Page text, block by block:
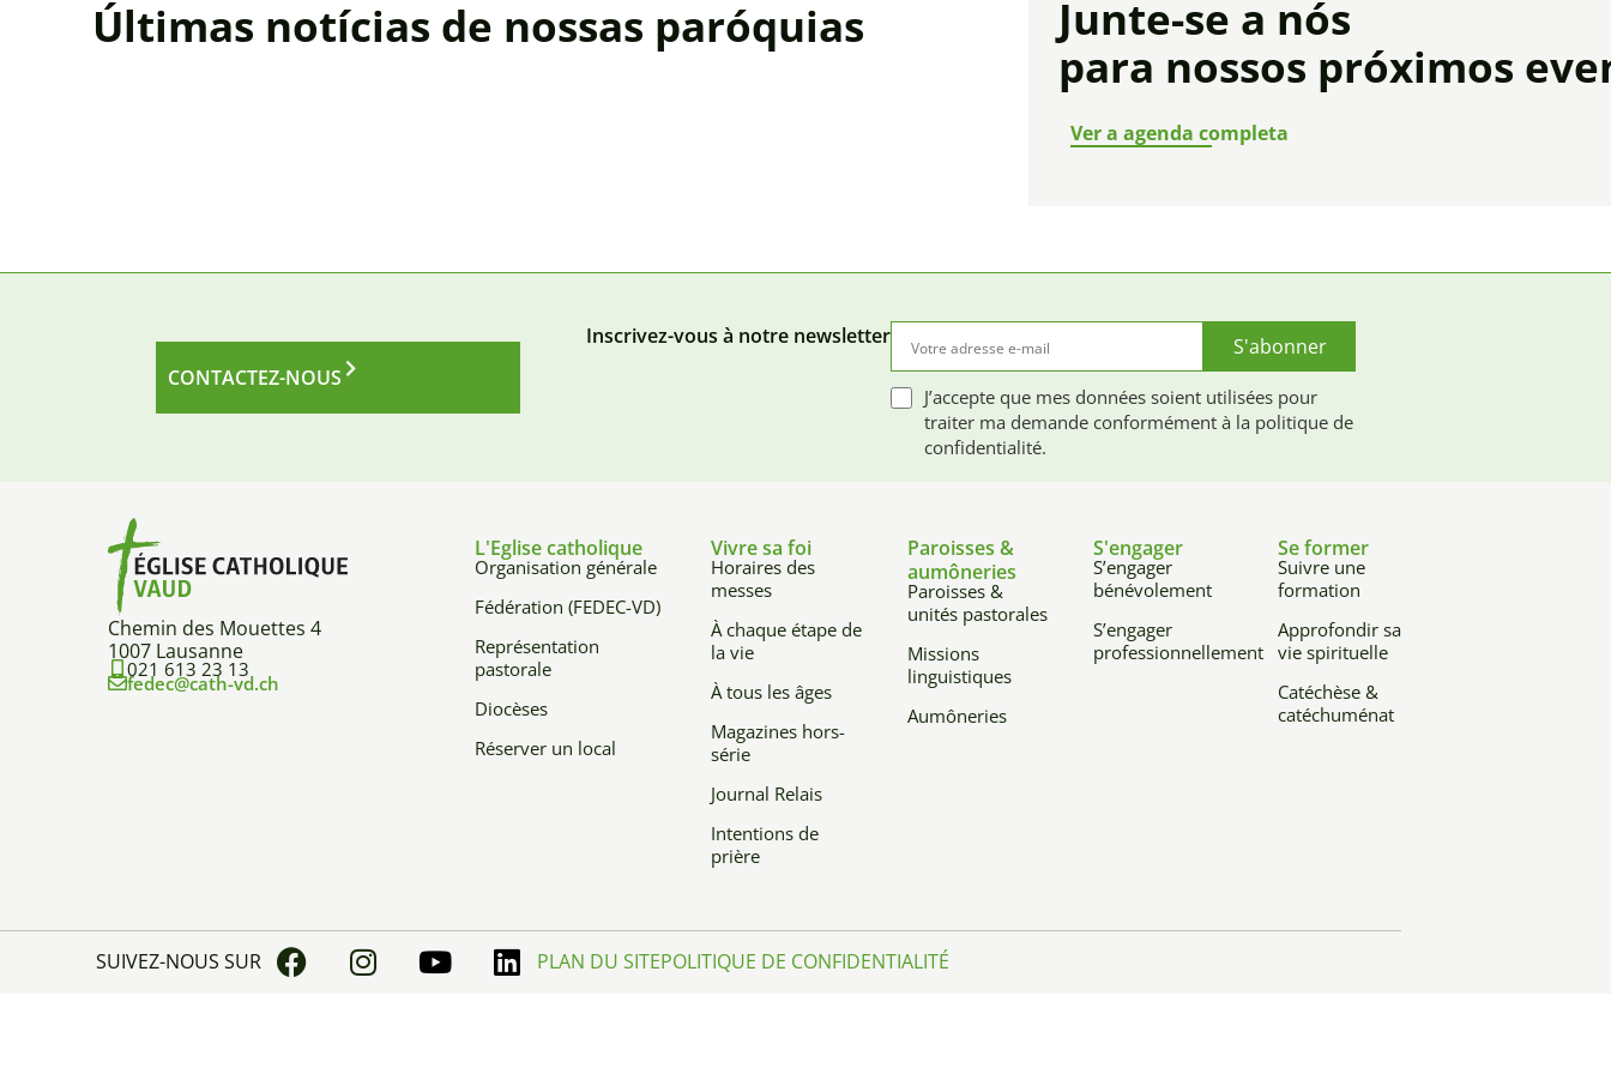
Últimas notícias de nossas paróquias
Junte-se a nós
para nossos próximos
Ver a agenda completa
CONTACTEZ-NOUS
Inscrivez-vous à notre newsletter S'abonner
J’accepte que mes données soient utilisées pour
traiter ma demande conformément à la politique de
confidentialité.
Chemin des Mouettes 4
1007 Lausanne
021 613 23 13
fedec@cath-vd.ch
L'Eglise catholique
Organisation générale
Fédération (FEDEC-VD)
Représentation
pastorale
Diocèses
Réserver un local
Vivre sa foi
Horaires des
messes
À chaque étape de
la vie
À tous les âges
Magazines hors-
série
Journal Relais
Intentions de
prière
Paroisses &
aumôneries
Paroisses &
unités pastorales
Missions
linguistiques
Aumôneries
S'engager
S’engager
bénévolement
S’engager
professionnellement
Se former
Suivre une
formation
Approfondir sa
vie spirituelle
Catéchèse &
catéchuménat
SUIVEZ-NOUS SUR PLAN DU SITEPOLITIQUE DE CONFIDENTIALITÉ